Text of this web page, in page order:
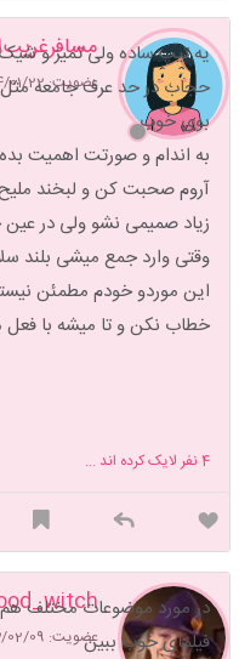
مسافرغریب123456789
عضویت: 1404/01/22
یه تیپ ساده ولی تمیز و
حجاب در حد عرف جامعه
بوی خوب
به اندام و صورتت اهمیت
آروم صحبت کن و لبخند
زیاد صمیمی نشو ولی در
وقتی وارد جمع میشی بلند
این موردو خودم مطمئن
خطاب نکن و تا میشه با
4نفر لایک کرده اند ...
عضویت: 1403/02/09
در مورد موضوعات مختلف
فیلمای خوب ببین